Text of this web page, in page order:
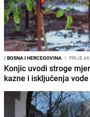
/BOSNA I HERCEGOVINA I PRIJE
Konjic uvodi stroge
kazne i isključenja vode